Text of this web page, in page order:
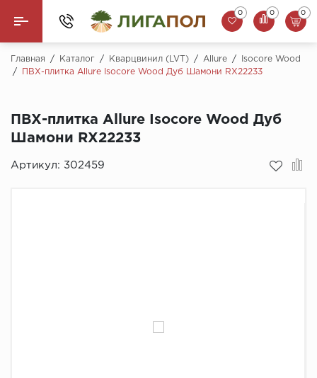
Назад
Кварцвинил (LVT)
0 0 0
Главная / Каталог / Кварцвинил (LVT) / Allure /
Isocore Wood
/
ПВХ-плитка Allure Isocore Wood Дуб Шамони RX22233
ПВХ-плитка Allure Isocore Wood Дуб
Шамони RX22233
Артикул: 302459